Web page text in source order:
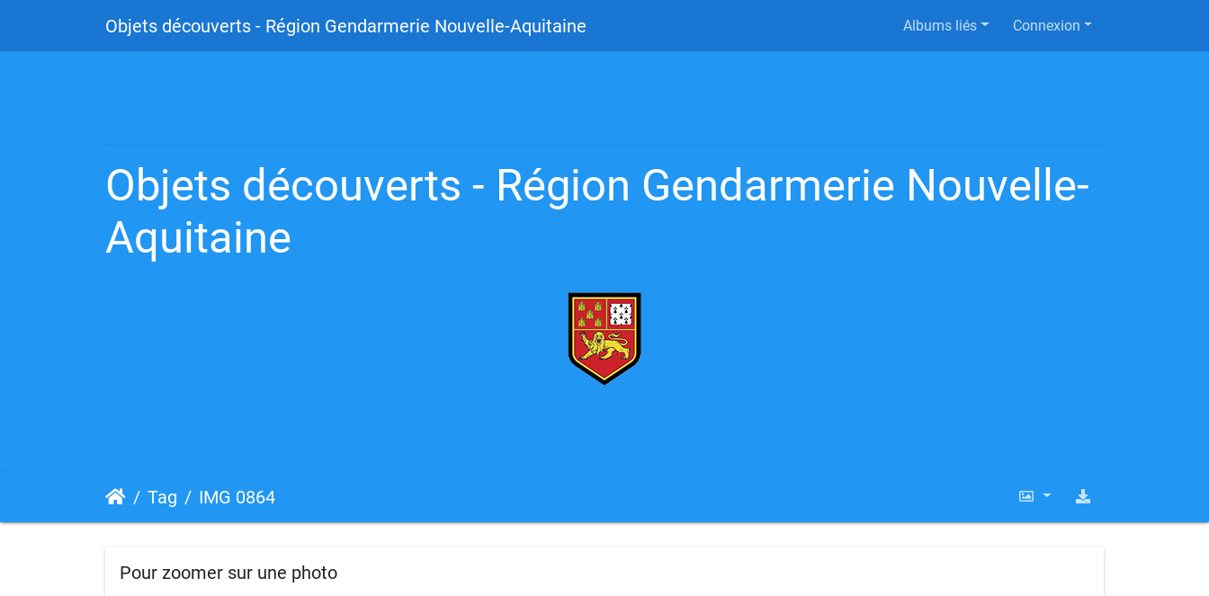
Objets découverts - Région Gendarmerie Nouvelle-Aquitaine Albums liés Connexion
Objets découverts - Région Gendarmerie Nouvelle-
Aquitaine
Tag IMG 0864
Pour zoomer sur une photo